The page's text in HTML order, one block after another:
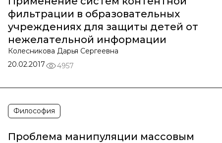
фильтрации в образовательных
учреждениях для защиты детей от
нежелательной информации
Колесникова Дарья Сергеевна
20.02.2017
4957
Философия
Проблема манипуляции массовым